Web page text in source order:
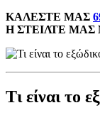
ΚΑΛΕΣΤΕ ΜΑΣ
Η ΣΤΕΙΛΤΕ
Τι είναι το